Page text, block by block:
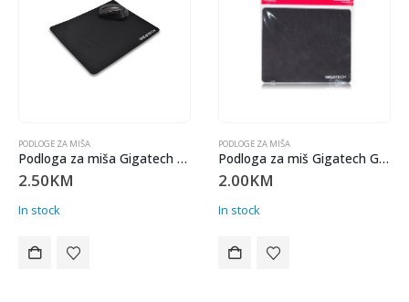
PODLOGE ZA MIŠA
Podloga za miša Gigatech GM-X03 22,50×27,50cm 2mm
2.50KM
In stock
PODLOGE ZA MIŠA
Podloga za miš Gigatech GM-X01 , 23×19 cm , 2mm
2.00KM
In stock